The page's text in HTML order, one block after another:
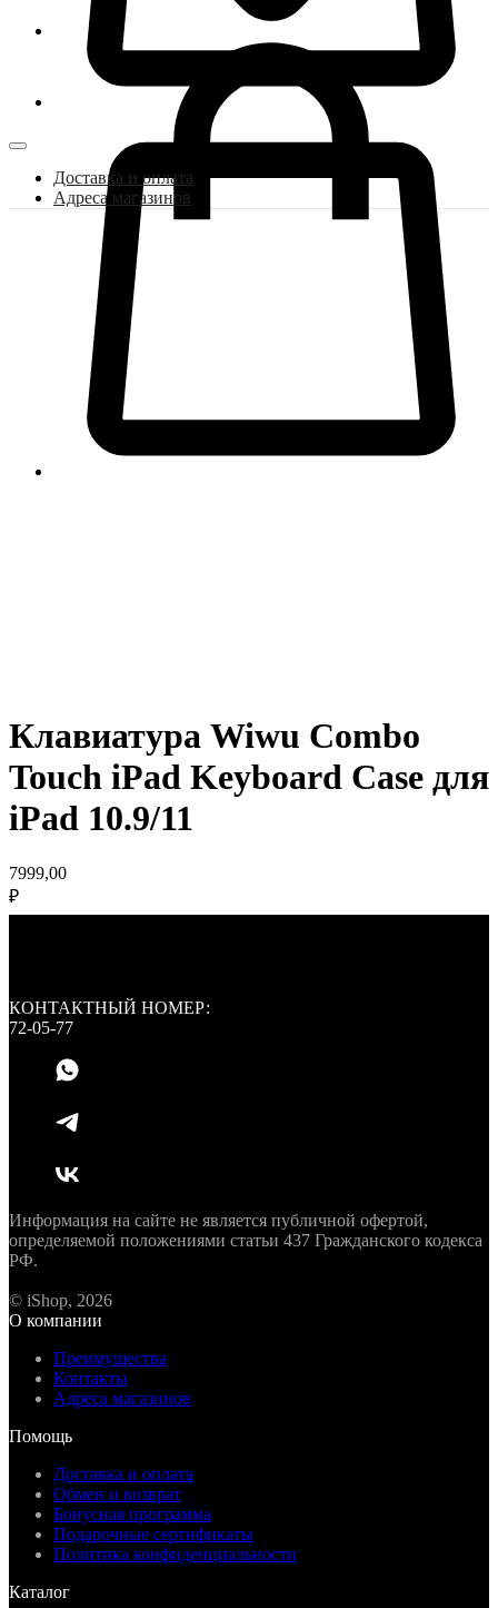
Доставка и оплата
Адреса магазинов
Клавиатура Wiwu Combo
Touch iPad Keyboard Case для
iPad 10.9/11
7999,00
₽
КОНТАКТНЫЙ НОМЕР:
72-05-77
Информация на сайте не является публичной офертой,
определяемой положениями статьи 437 Гражданского кодекса
РФ.
© iShop, 2026
О компании
Преимущества
Контакты
Адреса магазинов
Помощь
Доставка и оплата
Обмен и возврат
Бонусная программа
Подарочные сертификаты
Политика конфиденциальности
Каталог